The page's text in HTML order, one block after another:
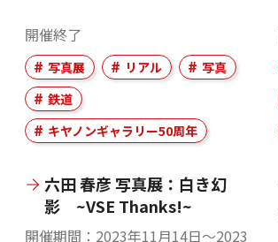
開催終了
写真展 リアル
写真
鉄道
キヤノンギャラリー50周年
六田 春彦 写真展：白き幻
影 ~VSE Thanks!~
開催期間
2023年11月14日〜2023